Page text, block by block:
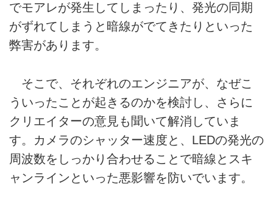
でモアレが発生してしまったり、発光の同期
がずれてしまうと暗線がでてきたりといった
弊害があります。
そこで、それぞれのエンジニアが、なぜこ
ういったことが起きるのかを検討し、さらに
クリエイターの意見も聞いて解消していま
す。カメラのシャッター速度と、LEDの発光の
周波数をしっかり合わせることで暗線とスキ
ャンラインといった悪影響を防いでいます。